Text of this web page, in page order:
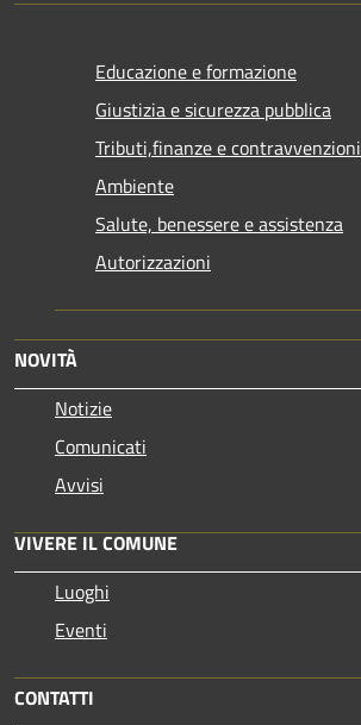
Educazione e formazione
Giustizia e sicurezza pubblica
Tributi,finanze e contravvenzioni
Ambiente
Salute, benessere e assistenza
Autorizzazioni
NOVITÀ
Notizie
Comunicati
Avvisi
VIVERE IL COMUNE
Luoghi
Eventi
CONTATTI